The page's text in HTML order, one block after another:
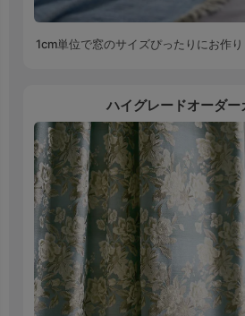
1cm単位で窓のサイズぴったりにお作り
ハイグレードオーダー